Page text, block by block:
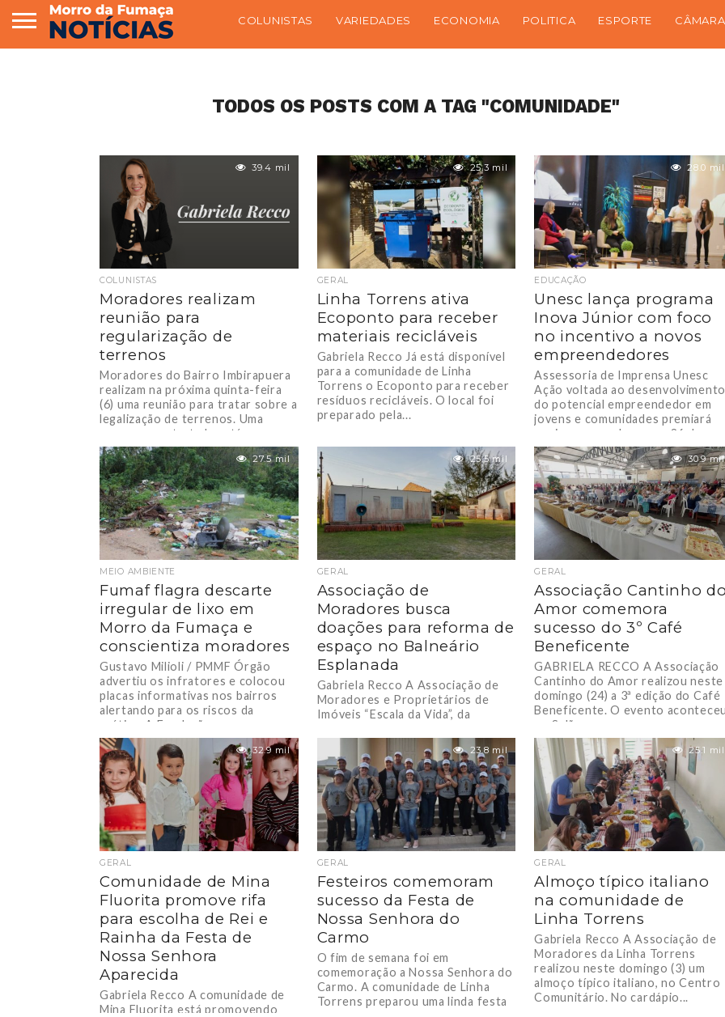
COLUNISTAS VARIEDADES ECONOMIA POLITICA ESPORTE
TODOS OS POSTS COM A TAG "COMUNIDADE"
39.4 mil
COLUNISTAS
Moradores realizam
reunião para
regularização de
terrenos
Moradores do Bairro Imbirapuera
realizam na próxima quinta-feira
(6) uma reunião para tratar sobre a
legalização de terrenos. Uma
empresa contratada está...
25.3 mil
GERAL
Linha Torrens ativa
Ecoponto para receber
materiais recicláveis
Gabriela Recco Já está disponível
para a comunidade de Linha
Torrens o Ecoponto para receber
resíduos recicláveis. O local foi
preparado pela...
28.0 mil
EDUCAÇÃO
Unesc lança programa
Inova Júnior com foco
no incentivo a novos
empreendedores
Assessoria de Imprensa Unesc
Ação voltada ao desenvolvimento
do potencial empreendedor em
jovens e comunidades premiará
equipes vencedoras em 26 de
outubro....
27.5 mil
MEIO AMBIENTE
Fumaf flagra descarte
irregular de lixo em
Morro da Fumaça e
conscientiza moradores
Gustavo Milioli / PMMF Órgão
advertiu os infratores e colocou
placas informativas nos bairros
alertando para os riscos da
prática. A Fundação...
25.5 mil
GERAL
Associação de
Moradores busca
doações para reforma de
espaço no Balneário
Esplanada
Gabriela Recco A Associação de
Moradores e Proprietários de
Imóveis “Escala da Vida”, da
com...
30.9 mil
GERAL
Associação Cantinho
Amor comemora
sucesso do 3º Café
Beneficente
GABRIELA RECCO A Associação
Cantinho do Amor realizou neste
domingo (24) a 3ª edição do Café
Beneficente. O evento
no Salão...
32.9 mil
GERAL
Comunidade de Mina
Fluorita promove rifa
para escolha de Rei e
Rainha da Festa de
Nossa Senhora
Aparecida
Gabriela Recco A comunidade de
Mina Fluorita está promovendo
23.8 mil
GERAL
Festeiros comemoram
sucesso da Festa de
Nossa Senhora do
Carmo
O fim de semana foi em
comemoração a Nossa Senhora do
Carmo. A comunidade de Linha
Torrens preparou uma linda festa
25.1 mil
GERAL
Almoço típico italiano
na comunidade de
Linha Torrens
Gabriela Recco A Associação de
Moradores da Linha Torrens
realizou neste domingo (3) um
almoço típico italiano, no Centro
Comunitário. No cardápio...